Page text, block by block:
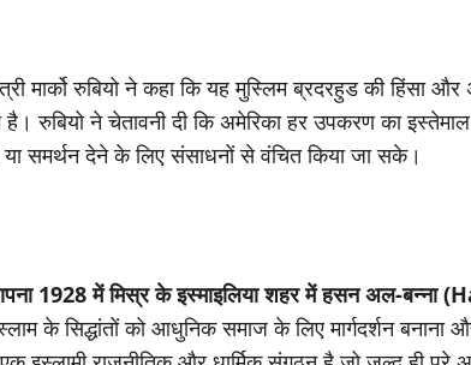
मार्को रुबियो ने कहा कि यह मुस्लिम ब्रदरहुड की हिंसा
रुबियो ने चेतावनी दी कि अमेरिका हर उपकरण का
समर्थन देने के लिए संसाधनों से वंचित किया जा सके।
1928 में मिस्र के इस्माइलिया शहर में हसन अल-
के सिद्धांतों को आधुनिक समाज के लिए मार्गदर्शन